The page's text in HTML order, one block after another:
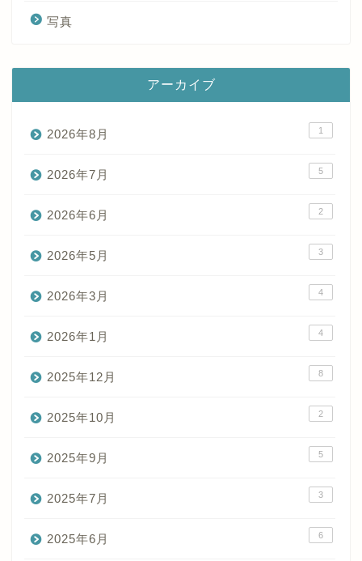
写真
アーカイブ
2026年8月 1
2026年7月 5
2026年6月 2
2026年5月 3
2026年3月 4
2026年1月 4
2025年12月 8
2025年10月 2
2025年9月 5
2025年7月 3
2025年6月 6